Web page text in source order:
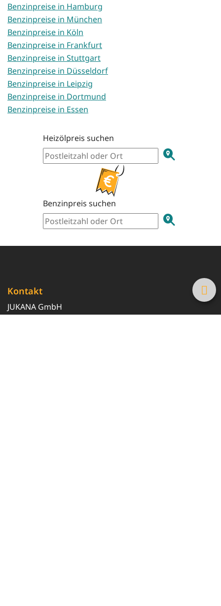
Benzinpreise in Hamburg
Benzinpreise in München
Benzinpreise in Köln
Benzinpreise in Frankfurt
Benzinpreise in Stuttgart
Benzinpreise in Düsseldorf
Benzinpreise in Leipzig
Benzinpreise in Dortmund
Benzinpreise in Essen
Heizölpreis suchen
Benzinpreis suchen
Kontakt
JUKANA GmbH